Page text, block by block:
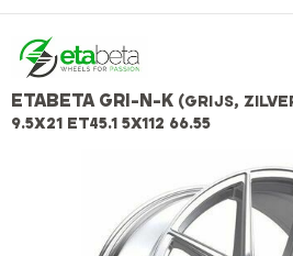
ETABETA GRI-N-K (GRIJS,
9.5X21 ET45.1 5X112 66.55